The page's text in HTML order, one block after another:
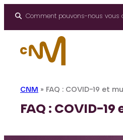
Panneau de gestion des
Comment pouvons-nous vous
CNM » FAQ : COVID-19 et
FAQ : COVID-